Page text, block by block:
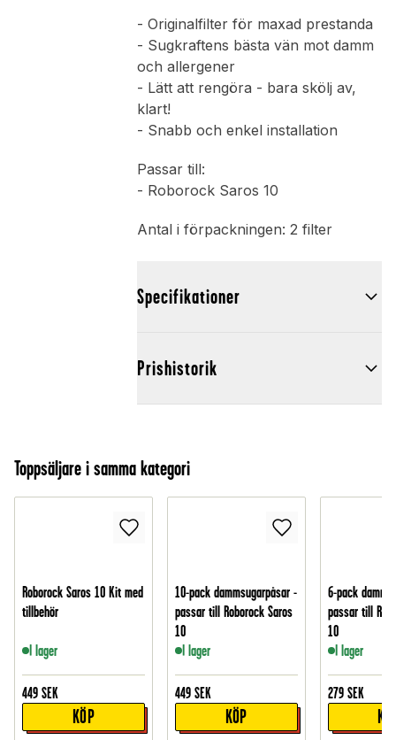
- Originalfilter för maxad prestanda
- Sugkraftens bästa vän mot damm
och allergener
- Lätt att rengöra - bara skölj av,
klart!
- Snabb och enkel installation
Passar till:
- Roborock Saros 10
Antal i förpackningen: 2 filter
Specifikationer
Prishistorik
Toppsäljare i samma kategori
Roborock Saros 10 Kit med
tillbehör
I lager
449 SEK
KÖP
10-pack dammsugarpåsar -
passar till Roborock Saros
10
I lager
449 SEK
KÖP
6-pack
passar till
10
I lager
279 SEK